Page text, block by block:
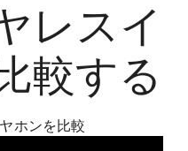
レスイ
較する
ホンを比較